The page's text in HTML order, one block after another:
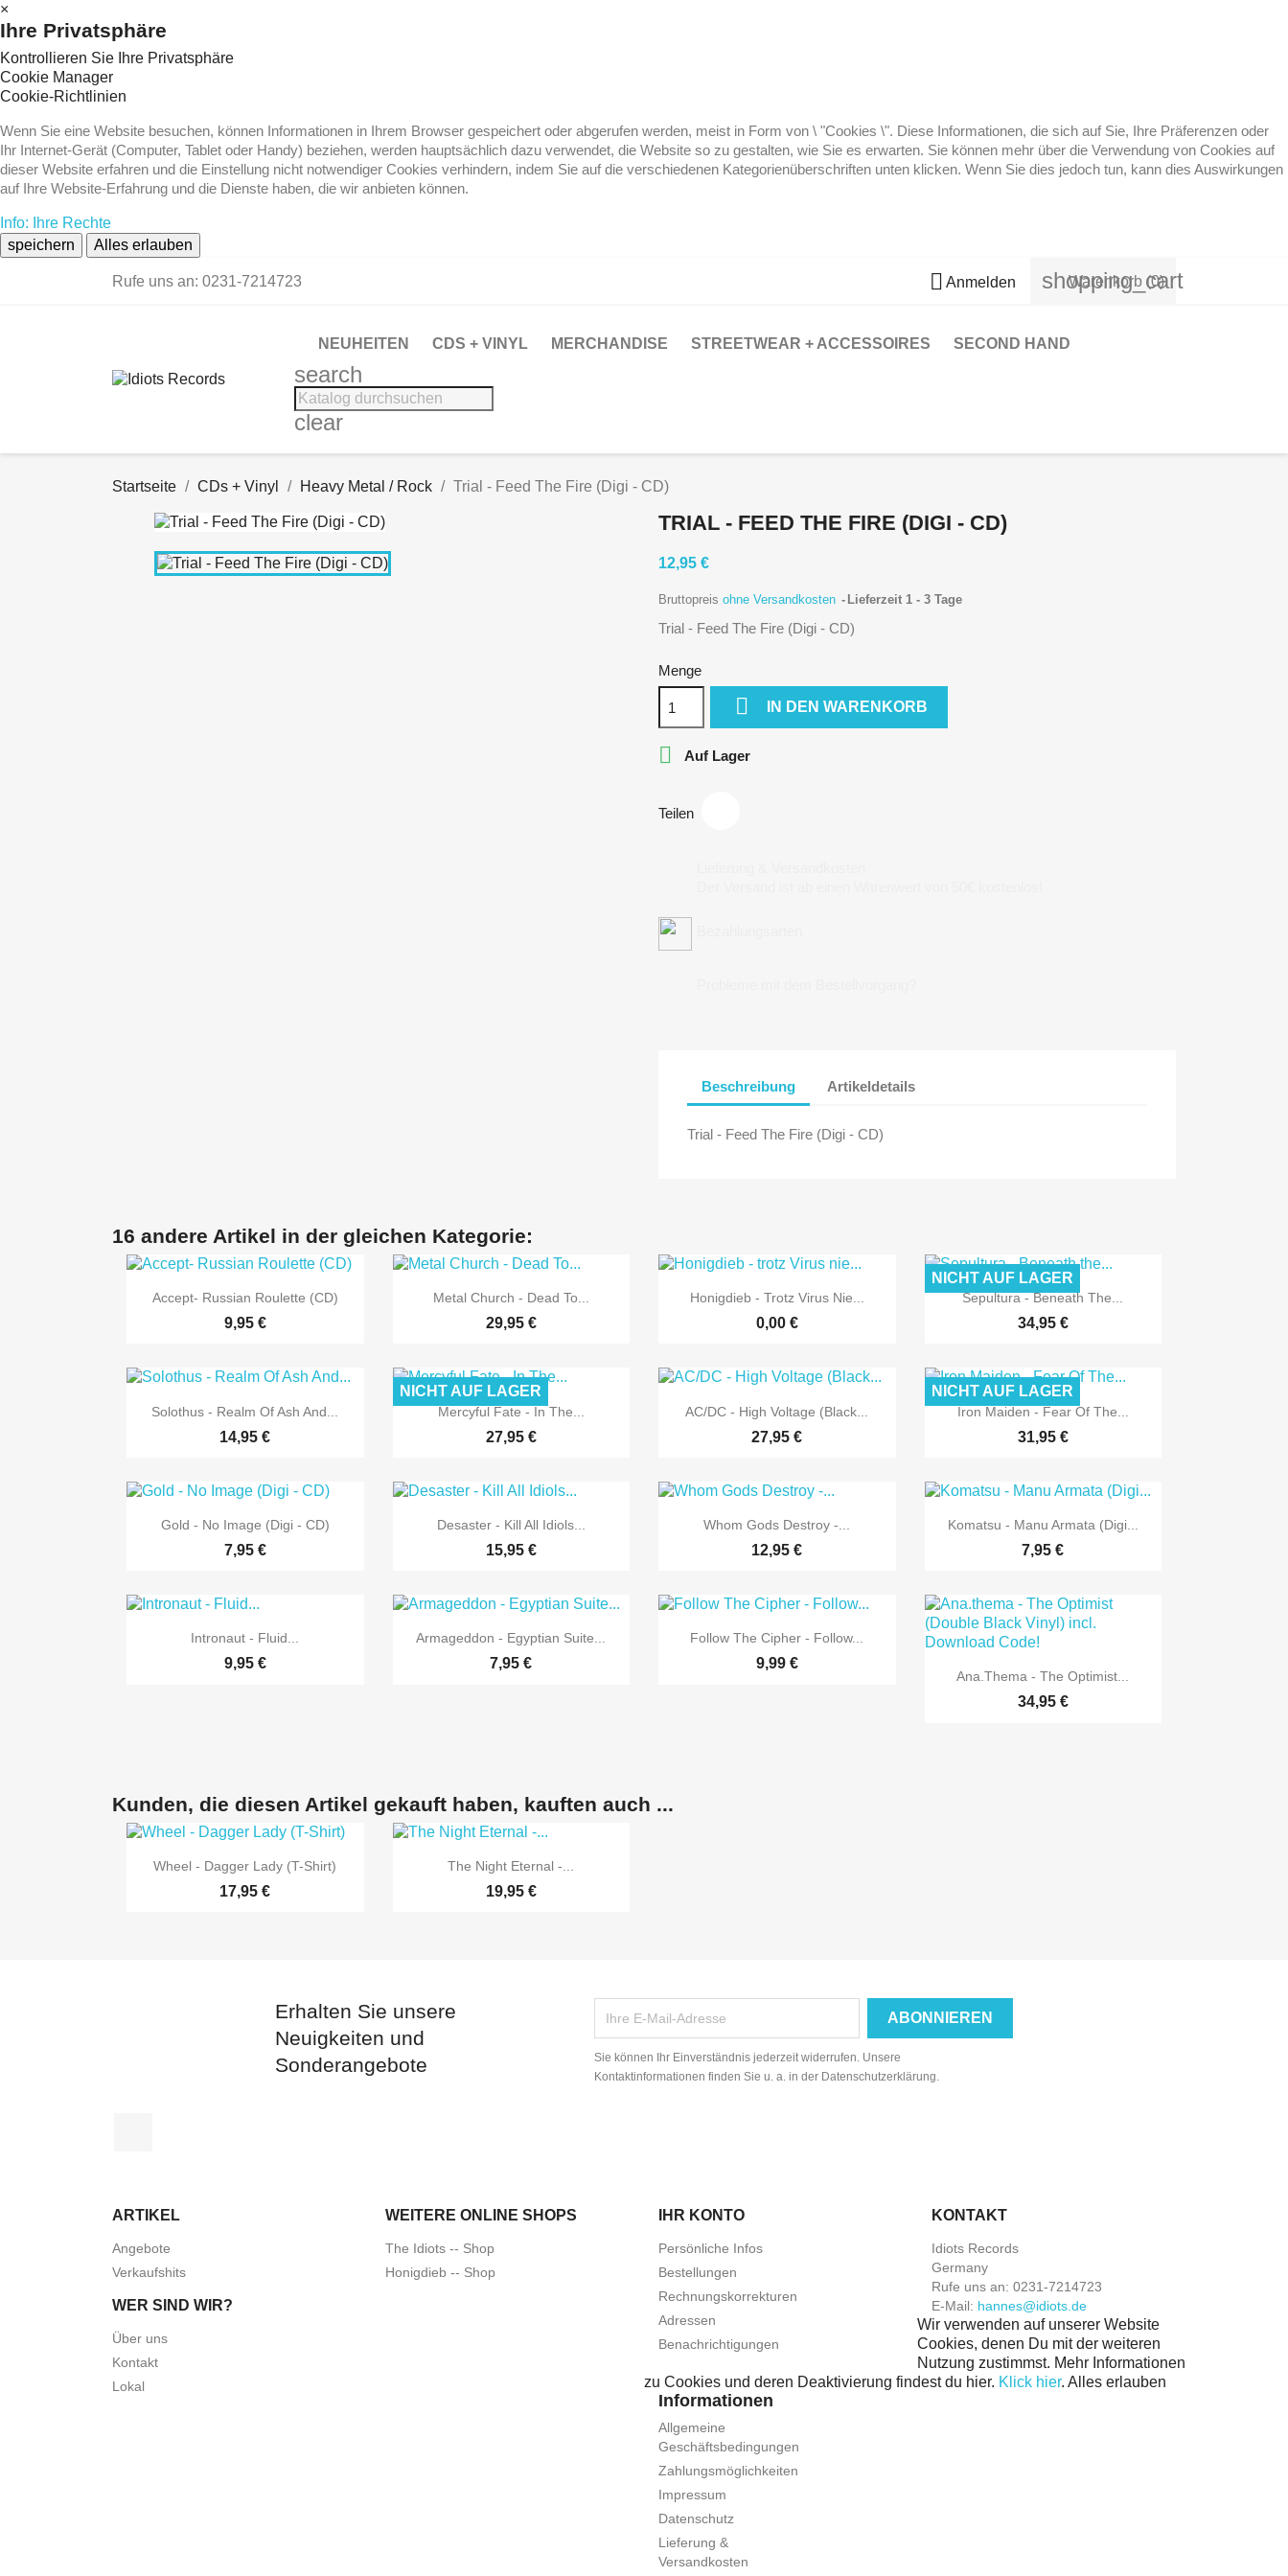
×
Ihre Privatsphäre
Kontrollieren Sie Ihre Privatsphäre
Cookie Manager
Cookie-Richtlinien
Wenn Sie eine Website besuchen, können Informationen in Ihrem Browser gespeichert oder abgerufen werden, meist in Form von \ "Cookies \". Diese Informationen, die sich auf Sie, Ihre Präferenzen oder
Ihr Internet-Gerät (Computer, Tablet oder Handy) beziehen, werden hauptsächlich dazu verwendet, die Website so zu gestalten, wie Sie es erwarten. Sie können mehr über die Verwendung von Cookies auf
dieser Website erfahren und die Einstellung nicht notwendiger Cookies verhindern, indem Sie auf die verschiedenen Kategorienüberschriften unten klicken. Wenn Sie dies jedoch tun, kann dies Auswirkungen
auf Ihre Website-Erfahrung und die Dienste haben, die wir anbieten können.
Info: Ihre Rechte
speichern
Alles erlauben
Rufe uns an: 0231-7214723  Anmelden shopping_cart
Warenkorb (0)
NEUHEITEN CDS + VINYL MERCHANDISE STREETWEAR + ACCESSOIRES SECOND HAND
search
clear
Startseite CDs + Vinyl Heavy Metal / Rock Trial - Feed The Fire (Digi - CD)
TRIAL - FEED THE FIRE (DIGI - CD)
12,95 €
Bruttopreis ohne Versandkosten Lieferzeit 1 - 3 Tage
Trial - Feed The Fire (Digi - CD)
Menge
 IN DEN WARENKORB
 Auf Lager
Teilen
Beschreibung Artikeldetails
Trial - Feed The Fire (Digi - CD)
16 andere Artikel in der gleichen Kategorie:
 Vorschau
Accept- Russian Roulette (CD)
9,95 €
 Vorschau
Metal Church - Dead To...
29,95 €
 Vorschau
Honigdieb - Trotz Virus Nie...
0,00 €
 Vorschau
Sepultura - Beneath The...
34,95 €
NICHT AUF LAGER
 Vorschau
Solothus - Realm Of Ash And...
14,95 €
 Vorschau
Mercyful Fate - In The...
27,95 €
NICHT AUF LAGER
 Vorschau
AC/DC - High Voltage (Black...
27,95 €
 Vorschau
Iron Maiden - Fear Of The...
31,95 €
NICHT AUF LAGER
 Vorschau
Gold - No Image (Digi - CD)
7,95 €
 Vorschau
Desaster - Kill All Idiols...
15,95 €
 Vorschau
Whom Gods Destroy -...
12,95 €
 Vorschau
Komatsu - Manu Armata (Digi...
7,95 €
 Vorschau
Intronaut - Fluid...
9,95 €
 Vorschau
Armageddon - Egyptian Suite...
7,95 €
 Vorschau
Follow The Cipher - Follow...
9,99 €  Vorschau
Ana.thema - The Optimist...
34,95 €
Kunden, die diesen Artikel gekauft haben, kauften auch ...
 Vorschau
Wheel - Dagger Lady (T-Shirt)
17,95 €
 Vorschau
The Night Eternal -...
19,95 €
Erhalten Sie unsere
Neuigkeiten und
Sonderangebote
Sie können Ihr Einverständnis jederzeit widerrufen. Unsere
Kontaktinformationen finden Sie u. a. in der Datenschutzerklärung.
ARTIKEL
Angebote
Verkaufshits
WEITERE ONLINE SHOPS
The Idiots -- Shop
Honigdieb -- Shop
WER SIND WIR?
Über uns
Kontakt
Lokal
IHR KONTO
Persönliche Infos
Bestellungen
Rechnungskorrekturen
Adressen
Benachrichtigungen
KONTAKT
Idiots Records
Germany
Rufe uns an: 0231-7214723
E-Mail: hannes@idiots.de
Wir verwenden auf unserer Website
Cookies, denen Du mit der weiteren
Nutzung zustimmst. Mehr Informationen
zu Cookies und deren Deaktivierung findest du hier. Klick hier. Alles erlauben
Informationen
Allgemeine
Geschäftsbedingungen
Zahlungsmöglichkeiten
Impressum
Datenschutz
Lieferung &
Versandkosten